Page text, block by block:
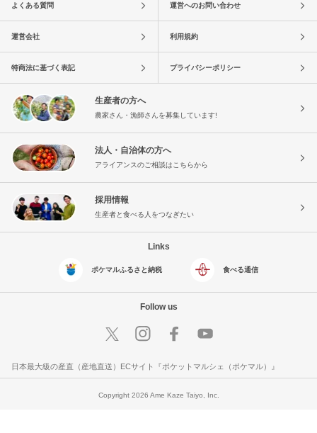
よくある質問 運営へのお問い合わせ
運営会社 利用規約
特商法に基づく表記 プライバシーポリシー
生産者の方へ
農家さん・漁師さんを募集しています!
法人・自治体の方へ
アライアンスのご相談はこちらから
採用情報
生産者と食べる人をつなぎたい
Links
ポケマルふるさと納税 食べる通信
Follow us
日本最大級の産直（産地直送）ECサイト『ポケットマルシェ（ポケマル）』
Copyright 2026 Ame Kaze Taiyo, Inc.